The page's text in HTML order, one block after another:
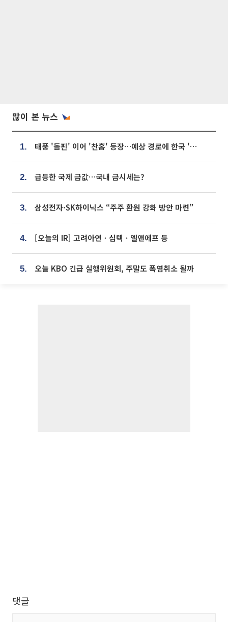
많이 본 뉴스
1. 태풍 '돌핀' 이어 '찬홈' 등장…예상 경로에 한국 '한숨'
2. 급등한 국제 금값…국내 금시세는?
3. 삼성전자·SK하이닉스 “주주 환원 강화 방안 마련”
4. [오늘의 IR] 고려아연ㆍ심텍ㆍ엘앤에프 등
5. 오늘 KBO 긴급 실행위원회, 주말도 폭염취소 될까
댓글